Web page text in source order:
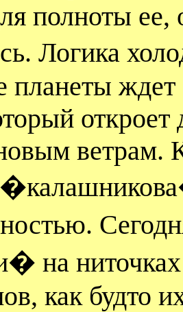
полноты
Логика
планеты
ветрам.
на ниточках
как будто